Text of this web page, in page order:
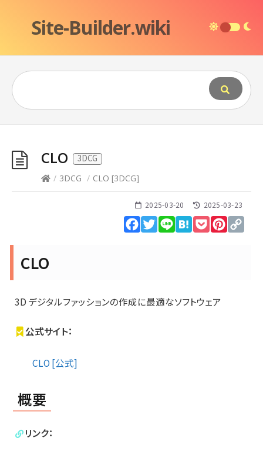
Site-Builder.wiki
CLO
3DCG
/ 3DCG / CLO [3DCG]
2025-03-20 2025-03-23
Facebook
Twitter
Line HatenaPocket
CLO
3D デジタルファッションの作成に最適なソフトウェア
公式サイト：
CLO [公式]
概要
リンク：